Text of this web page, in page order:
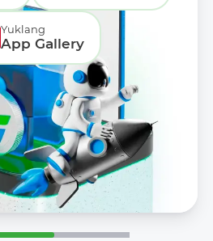
Yuklang
App Gallery